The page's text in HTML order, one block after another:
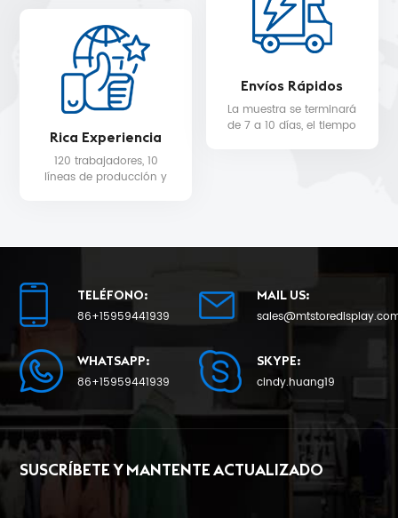
Rica Experiencia
120 trabajadores, 10
líneas de producción y
Envíos Rápidos
La muestra se terminará
de 7 a 10 días, el tiempo
TELÉFONO:
86+15959441939
MAIL US:
WHATSAPP:
86+15959441939
SKYPE:
cindy.huang19
SUSCRÍBETE Y MANTENTE ACTUALIZADO